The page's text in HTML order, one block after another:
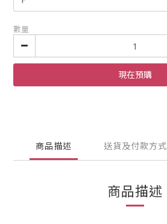
數量
現在預購
商品描述 送貨及付款方式
商品描述